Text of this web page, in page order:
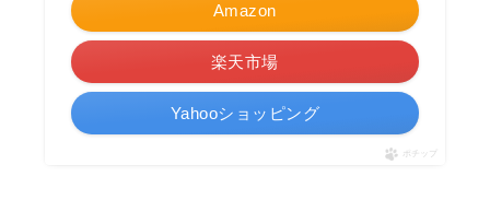
Amazon
楽天市場
Yahooショッピング
ポチップ